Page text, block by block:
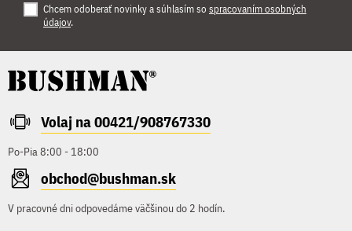
Chcem odoberať novinky a súhlasím so spracovaním osobných
údajov.
Volaj na 00421/908767330
Po-Pia 8:00 - 18:00
obchod@bushman.sk
V pracovné dni odpovedáme väčšinou do 2 hodín.